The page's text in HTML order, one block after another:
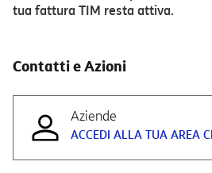
tua fattura TIM resta attiva.
Contatti e Azioni
Aziende
ACCEDI ALLA TUA AREA